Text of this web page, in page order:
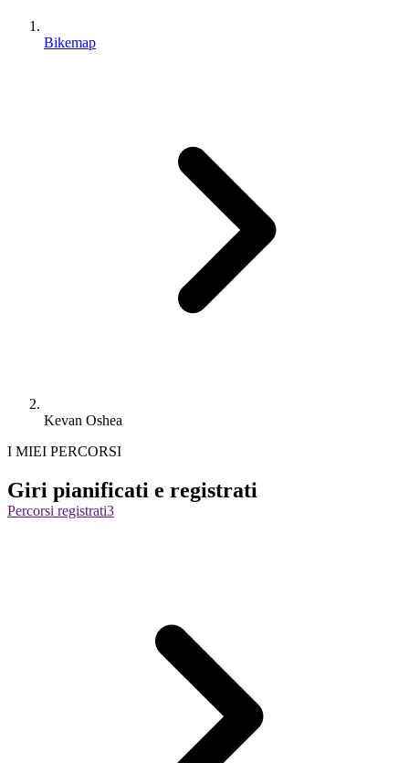
Bikemap
Kevan Oshea
I MIEI PERCORSI
Giri pianificati e registrati
Percorsi registrati3